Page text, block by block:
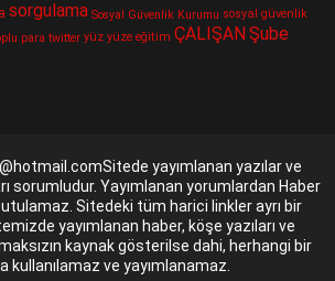
sorgulama Sosyal Güvenlik Kurumu sosyal güvenlik
para twitter yüz yüze eğitim ÇALIŞAN Şube
yayımlanan yazılar ve
sorumludur. Yayımlanan yorumlardan Haber
Sitedeki tüm harici linkler ayrı bir
yayımlanan haber, köşe yazıları ve
kaynak gösterilse dahi, herhangi bir
kullanılamaz ve yayımlanamaz.